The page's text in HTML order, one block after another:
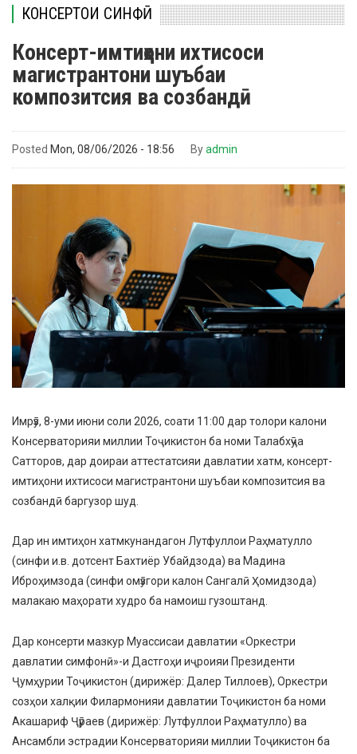
КОНСЕРТҲОИ СИНФӢ
Консерт-имтиҳони ихтисоси
магистрантони шуъбаи
композитсия ва созбандӣ
Posted Mon, 08/06/2026 - 18:56 Byadmin
Имрӯз, 8-уми июни соли 2026, соати 11:00 дар толори калони
Консерваторияи миллии Тоҷикистон ба номи Талабхӯҷа
Сатторов, дар доираи аттестатсияи давлатии хатм, консерт-
имтиҳони ихтисоси магистрантони шуъбаи композитсия ва
созбандӣ баргузор шуд.
Дар ин имтиҳон хатмкунандагон Лутфуллои Раҳматулло
(синфи и.в. дотсент Бахтиёр Убайдзода) ва Мадина
Иброҳимзода (синфи омӯзгори калон Сангалӣ Ҳомидзода)
малакаю маҳорати худро ба намоиш гузоштанд.
Дар консерти мазкур Муассисаи давлатии «Оркестри
давлатии симфонӣ»-и Дастгоҳи иҷроияи Президенти
Ҷумҳурии Тоҷикистон (дирижёр: Далер Тиллоев), Оркестри
созҳои халқии Филармонияи давлатии Тоҷикистон ба номи
Акашариф Ҷӯраев (дирижёр: Лутфуллои Раҳматулло) ва
Ансамбли эстрадии Консерваторияи миллии Тоҷикистон ба